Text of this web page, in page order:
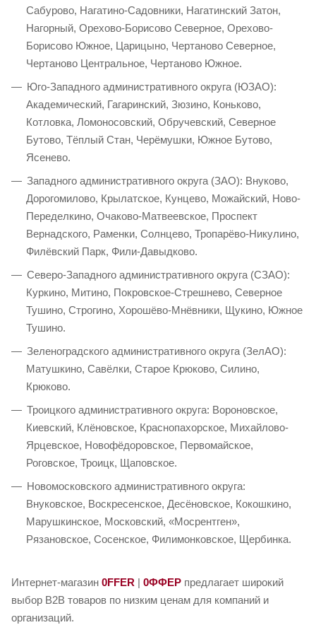
Сабурово, Нагатино-Садовники, Нагатинский Затон,
Нагорный, Орехово-Борисово Северное, Орехово-
Борисово Южное, Царицыно, Чертаново Северное,
Чертаново Центральное, Чертаново Южное.
Юго-Западного административного округа (ЮЗАО):
Академический, Гагаринский, Зюзино, Коньково,
Котловка, Ломоносовский, Обручевский, Северное
Бутово, Тёплый Стан, Черёмушки, Южное Бутово,
Ясенево.
Западного административного округа (ЗАО): Внуково,
Дорогомилово, Крылатское, Кунцево, Можайский, Ново-
Переделкино, Очаково-Матвеевское, Проспект
Вернадского, Раменки, Солнцево, Тропарёво-Никулино,
Филёвский Парк, Фили-Давыдково.
Северо-Западного административного округа (СЗАО):
Куркино, Митино, Покровское-Стрешнево, Северное
Тушино, Строгино, Хорошёво-Мнёвники, Щукино, Южное
Тушино.
Зеленоградского административного округа (ЗелАО):
Матушкино, Савёлки, Старое Крюково, Силино,
Крюково.
Троицкого административного округа: Вороновское,
Киевский, Клёновское, Краснопахорское, Михайлово-
Ярцевское, Новофёдоровское, Первомайское,
Роговское, Троицк, Щаповское.
Новомосковского административного округа:
Внуковское, Воскресенское, Десёновское, Кокошкино,
Марушкинское, Московский, «Мосрентген»,
Рязановское, Сосенское, Филимонковское, Щербинка.
Интернет-магазин 0FFER | 0ФФЕР предлагает широкий
выбор B2B товаров по низким ценам для компаний и
организаций.